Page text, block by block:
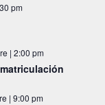
pm
| 2:00 pm
| 9:00 pm